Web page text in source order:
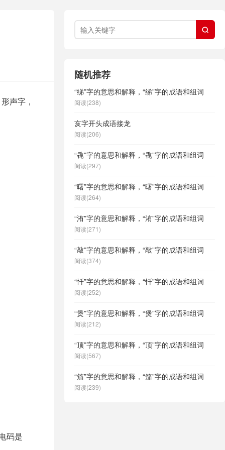
声字，
码是

随机推荐
“绨”字的意思和解释，“绨”字的成语和组词
阅读(238)
亥字开头成语接龙
阅读(206)
“毳”字的意思和解释，“毳”字的成语和组词
阅读(297)
“曙”字的意思和解释，“曙”字的成语和组词
阅读(264)
“洧”字的意思和解释，“洧”字的成语和组词
阅读(271)
“敲”字的意思和解释，“敲”字的成语和组词
阅读(374)
“忏”字的意思和解释，“忏”字的成语和组词
阅读(252)
“煲”字的意思和解释，“煲”字的成语和组词
阅读(212)
“顶”字的意思和解释，“顶”字的成语和组词
阅读(567)
“笳”字的意思和解释，“笳”字的成语和组词
阅读(239)